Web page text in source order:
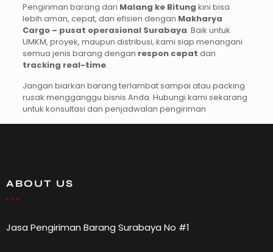
Pengiriman barang dari Malang ke Bitung kini bisa
lebih aman, cepat, dan efisien dengan Makharya
Cargo – pusat operasional Surabaya. Baik untuk
UMKM, proyek, maupun distribusi, kami siap menangani
semua jenis barang dengan respon cepat dan
tracking real-time.
Jangan biarkan barang terlambat sampai atau packing
rusak mengganggu bisnis Anda. Hubungi kami sekarang
untuk konsultasi dan penjadwalan pengiriman
ABOUT US
Jasa Pengiriman Barang Surabaya No #1